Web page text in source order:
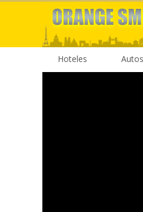
Hoteles Autos